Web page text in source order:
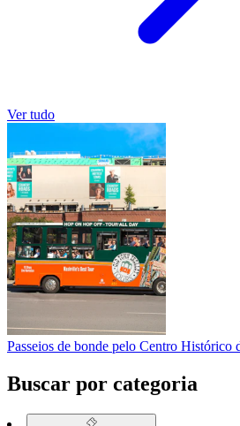
Ver tudo
Passeios de bonde pelo Centro Histórico
Buscar por categoria